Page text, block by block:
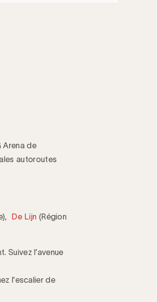
Arena de
autoroutes
De Lijn (Région
Suivez l’avenue
l'escalier de